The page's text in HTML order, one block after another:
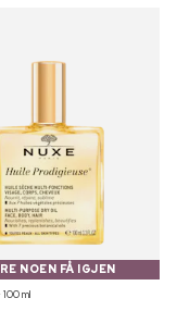
NOEN FÅ IGJEN
ml